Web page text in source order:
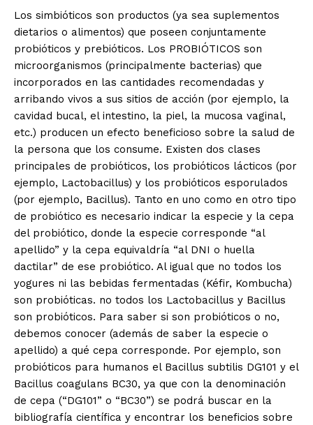
Los simbióticos son productos (ya sea suplementos
dietarios o alimentos) que poseen conjuntamente
probióticos y prebióticos. Los PROBIÓTICOS son
microorganismos (principalmente bacterias) que
incorporados en las cantidades recomendadas y
arribando vivos a sus sitios de acción (por ejemplo, la
cavidad bucal, el intestino, la piel, la mucosa vaginal,
etc.) producen un efecto beneficioso sobre la salud de
la persona que los consume. Existen dos clases
principales de probióticos, los probióticos lácticos (por
ejemplo, Lactobacillus) y los probióticos esporulados
(por ejemplo, Bacillus). Tanto en uno como en otro tipo
de probiótico es necesario indicar la especie y la cepa
del probiótico, donde la especie corresponde “al
apellido” y la cepa equivaldría “al DNI o huella
dactilar” de ese probiótico. Al igual que no todos los
yogures ni las bebidas fermentadas (Kéfir, Kombucha)
son probióticas. no todos los Lactobacillus y Bacillus
son probióticos. Para saber si son probióticos o no,
debemos conocer (además de saber la especie o
apellido) a qué cepa corresponde. Por ejemplo, son
probióticos para humanos el Bacillus subtilis DG101 y el
Bacillus coagulans BC30, ya que con la denominación
de cepa (“DG101” o “BC30”) se podrá buscar en la
bibliografía científica y encontrar los beneficios sobre